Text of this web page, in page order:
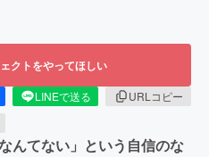
クトをやってほしい
LINEで送る
URLコピー
んてない」という自信のな